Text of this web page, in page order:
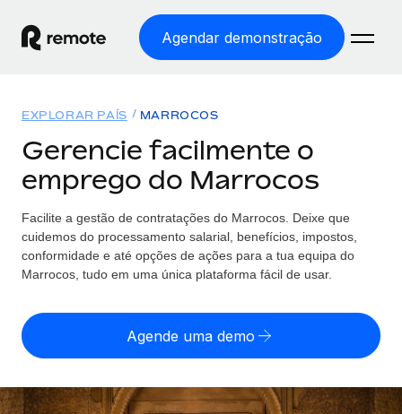
Agendar demonstração
EMPREGO GLOBAL
Processamento Salarial
Processamento salarial fácil e em conformidade
Employer of Record
entidades
globalmente
Soluções
COBERTURA GLOBAL
Explorador de países
Encontra apoio para emprego global por país
Comparar a Remote
Veja como nos comparamos com os outros
TORNE-SE NOSSO PARCEIRO
Preçário
English
Nederlands Início de sessão
EXPLORAR PAÍS MARROCOS
Gerencie facilmente o
emprego do Marrocos
Facilite a gestão de contratações do Marrocos. Deixe que
cuidemos do processamento salarial, benefícios, impostos,
conformidade e até opções de ações para a tua equipa do
Marrocos, tudo em uma única plataforma fácil de usar.
Agende uma demo